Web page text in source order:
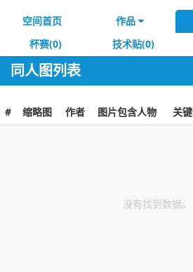
空间首页 作品
杯赛(0)
技术贴(0)
同人图列表
# 缩略图 作者 图片包含人物 关
没有找到数据。